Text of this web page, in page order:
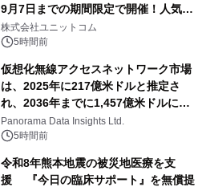
9月7日までの期間限定で開催！人気の
ゲーミングPCや高性能ノートPCなど
対象iiyama PCのご購入で最大3万円分
株式会社ユニットコム
5時間前
仮想化無線アクセスネットワーク市場
は、2025年に217億米ドルと推定さ
れ、2036年までに1,457億米ドルに達
すると予測されており、予測期間
（2026年～2036年）
Panorama Data Insights Ltd.
5時間前
令和8年熊本地震の被災地医療を支
援 『今日の臨床サポート』を無償提